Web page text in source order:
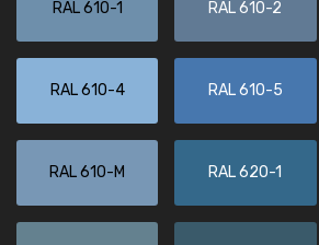
RAL 610-1 RAL 610-2
RAL 610-4 RAL 610-5
RAL 610-M RAL 620-1